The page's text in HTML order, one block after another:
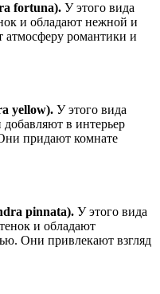
fortuna). У этого вида
и обладают нежной и
атмосферу романтики и
yellow). У этого вида
в интерьер
придают комнате
pinnata). У этого вида
и обладают
Они привлекают взгляд